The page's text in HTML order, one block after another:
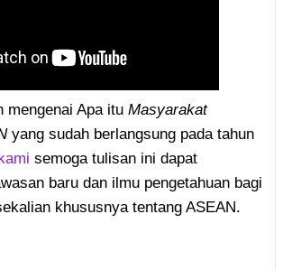
mengenai Apa itu Masyarakat
yang sudah berlangsung pada tahun
semoga tulisan ini dapat
baru dan ilmu pengetahuan bagi
khususnya tentang ASEAN.